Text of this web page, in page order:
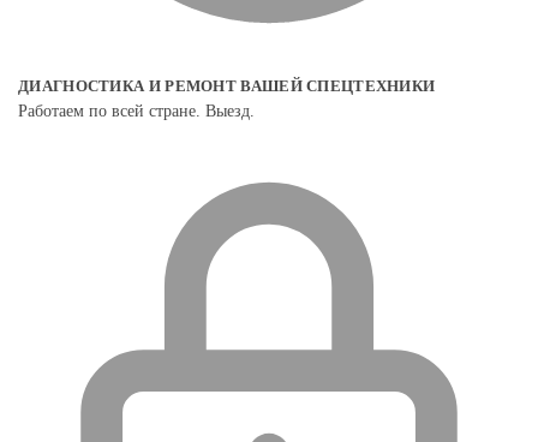
ДИАГНОСТИКА И РЕМОНТ ВАШЕЙ СПЕЦТЕХНИКИ
Работаем по всей стране. Выезд.